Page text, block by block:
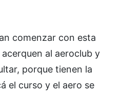
comenzar con esta
al aeroclub y
porque tienen la
el curso y el aero se